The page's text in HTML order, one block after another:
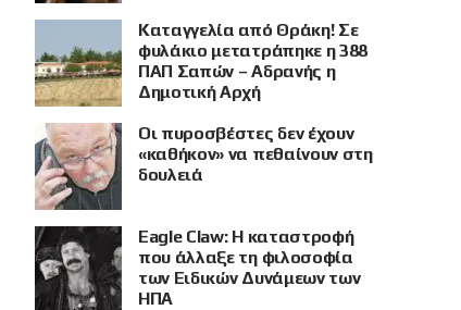
Καταγγελία από Θράκη! Σε
φυλάκιο μετατράπηκε η 388
ΠΑΠ Σαπών – Αδρανής η
Δημοτική Αρχή
Οι πυροσβέστες δεν έχουν
«καθήκον» να πεθαίνουν στη
δουλειά
Eagle Claw: Η καταστροφή
που άλλαξε τη φιλοσοφία
των Ειδικών Δυνάμεων των
ΗΠΑ